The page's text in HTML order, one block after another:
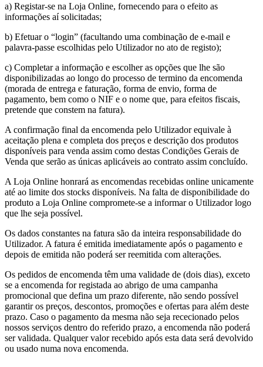
a) Registar-se na Loja Online, fornecendo para o efeito as
informações aí solicitadas;
b) Efetuar o “login” (facultando uma combinação de e-mail e
palavra-passe escolhidas pelo Utilizador no ato de registo);
c) Completar a informação e escolher as opções que lhe são
disponibilizadas ao longo do processo de termino da encomenda
(morada de entrega e faturação, forma de envio, forma de
pagamento, bem como o NIF e o nome que, para efeitos fiscais,
pretende que constem na fatura).
A confirmação final da encomenda pelo Utilizador equivale à
aceitação plena e completa dos preços e descrição dos produtos
disponíveis para venda assim como destas Condições Gerais de
Venda que serão as únicas aplicáveis ao contrato assim concluído.
A Loja Online honrará as encomendas recebidas online unicamente
até ao limite dos stocks disponíveis. Na falta de disponibilidade do
produto a Loja Online compromete-se a informar o Utilizador logo
que lhe seja possível.
Os dados constantes na fatura são da inteira responsabilidade do
Utilizador. A fatura é emitida imediatamente após o pagamento e
depois de emitida não poderá ser reemitida com alterações.
Os pedidos de encomenda têm uma validade de (dois dias), exceto
se a encomenda for registada ao abrigo de uma campanha
promocional que defina um prazo diferente, não sendo possível
garantir os preços, descontos, promoções e ofertas para além deste
prazo. Caso o pagamento da mesma não seja rececionado pelos
nossos serviços dentro do referido prazo, a encomenda não poderá
ser validada. Qualquer valor recebido após esta data será devolvido
ou usado numa nova encomenda.